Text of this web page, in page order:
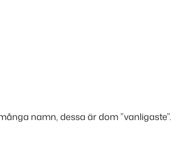
namn, dessa är dom ”vanligaste”.